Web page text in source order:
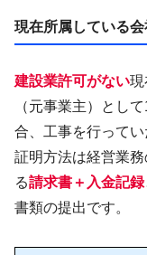
現在所属している会
建設業許可がない現
（元事業主）とし
合、工事を行って
証明方法は経営業
る請求書＋入金記録
書類の提出です。